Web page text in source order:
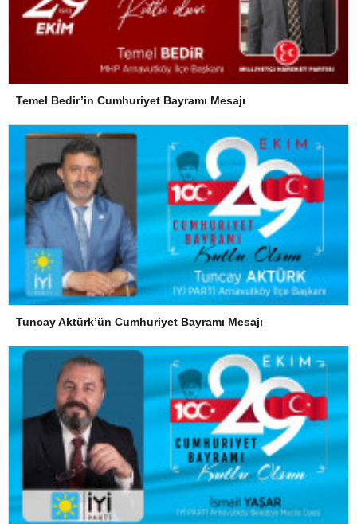
Temel Bedir’in Cumhuriyet Bayramı Mesajı
Tuncay Aktürk’ün Cumhuriyet Bayramı Mesajı